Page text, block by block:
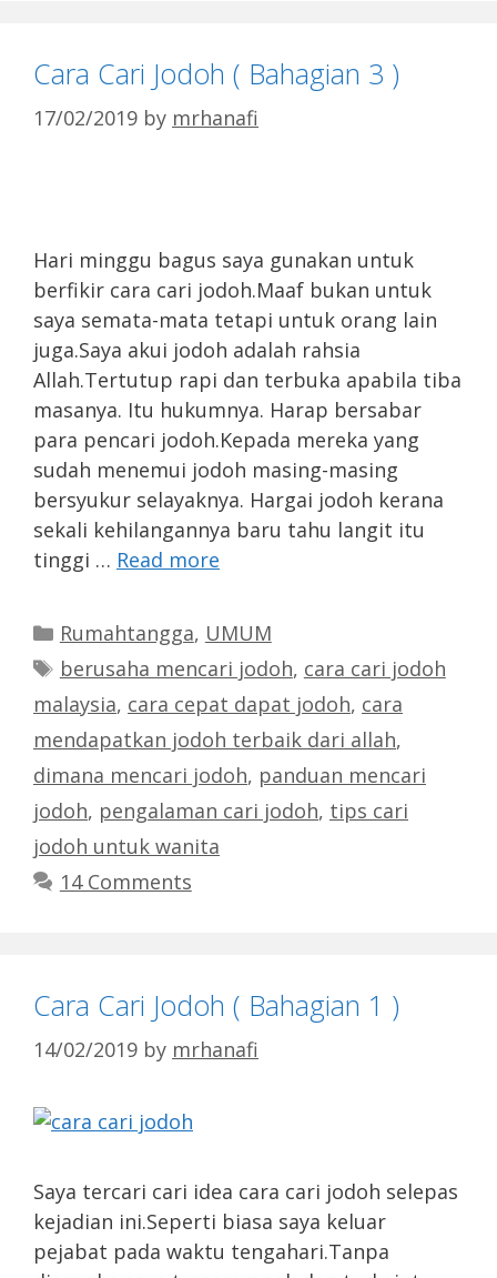
Cara Cari Jodoh ( Bahagian 3 )
17/02/2019 by mrhanafi
Hari minggu bagus saya gunakan untuk
berfikir cara cari jodoh.Maaf bukan untuk
saya semata-mata tetapi untuk orang lain
juga.Saya akui jodoh adalah rahsia
Allah.Tertutup rapi dan terbuka apabila tiba
masanya. Itu hukumnya. Harap bersabar
para pencari jodoh.Kepada mereka yang
sudah menemui jodoh masing-masing
bersyukur selayaknya. Hargai jodoh kerana
sekali kehilangannya baru tahu langit itu
tinggi … Read more
Categories
Rumahtangga, UMUM
Tags
berusaha mencari jodoh, cara cari jodoh
malaysia, cara cepat dapat jodoh, cara
mendapatkan jodoh terbaik dari allah,
dimana mencari jodoh, panduan mencari
jodoh, pengalaman cari jodoh, tips cari
jodoh untuk wanita
14 Comments
Cara Cari Jodoh ( Bahagian 1 )
14/02/2019 by mrhanafi
Saya tercari cari idea cara cari jodoh selepas
kejadian ini.Seperti biasa saya keluar
pejabat pada waktu tengahari.Tanpa